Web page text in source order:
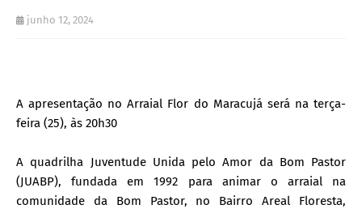
junho 12, 2024
A apresentação no Arraial Flor do Maracujá será na terça-
feira (25), às 20h30
A quadrilha Juventude Unida pelo Amor da Bom Pastor
(JUABP), fundada em 1992 para animar o arraial na
comunidade da Bom Pastor, no Bairro Areal Floresta,